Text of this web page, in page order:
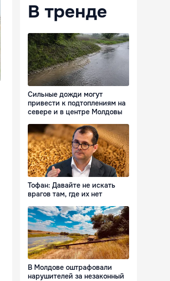
В тренде
Сильные дожди могут
привести к подтоплениям на
севере и в центре Молдовы
Тофан: Давайте не искать
врагов там, где их нет
В Молдове оштрафовали
нарушителей за незаконный